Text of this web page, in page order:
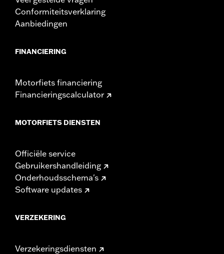
Conformiteitsverklaring
Aanbiedingen
FINANCIERING
Motorfiets financiering
Financieringscalculator
MOTORFIETS DIENSTEN
Officiële service
Gebruikershandleiding
Onderhoudsschema's
Software updates
VERZEKERING
Verzekeringsdiensten